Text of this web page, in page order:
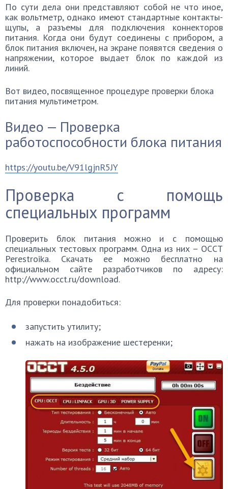
По сути дела они представляют собой не что иное,
как вольтметр, однако имеют стандартные контакты-
щупы, а разъемы для подключения коннекторов
питания. Когда они будут соединены с прибором, а
блок питания включен, на экране появятся сведения о
напряжении, которое выдает блок по каждой из
линий.
Вот видео, посвященное процедуре проверки блока
питания мультиметром.
Видео — Проверка
работоспособности блока питания
https://youtu.be/V91lgjnR5JY
Проверка с помощь
специальных программ
Проверить блок питания можно и с помощью
специальных тестовых программ. Одна из них – ОССТ
Perestroika. Скачать ее можно бесплатно на
официальном сайте разработчиков по адресу:
http://www.occt.ru/download.
Для проверки понадобиться:
запустить утилиту;
нажать на изображение шестеренки;